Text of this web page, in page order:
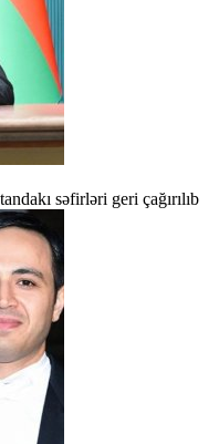
səfirləri geri çağırılıb